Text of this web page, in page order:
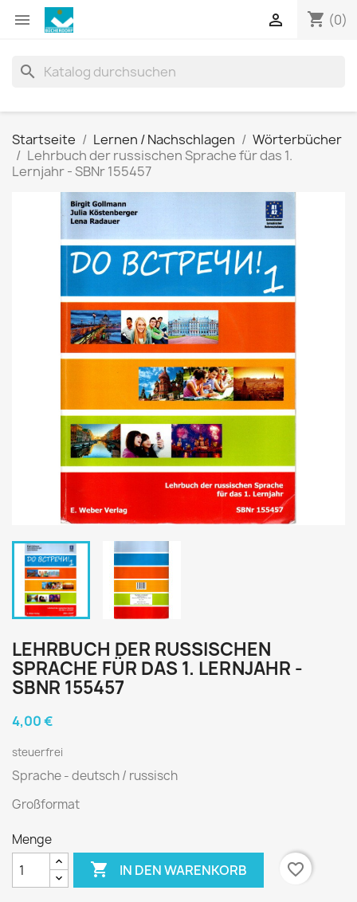
 shopping_cart (0)

search
Startseite Lernen / Nachschlagen
Wörterbücher
Lehrbuch der russischen Sprache für das 1.
Lernjahr - SBNr 155457
LEHRBUCH DER RUSSISCHEN
SPRACHE FÜR DAS 1. LERNJAHR -
SBNR 155457
4,00 €
steuerfrei
Sprache - deutsch / russisch
Großformat
Menge
 IN DEN WARENKORB favorite_border